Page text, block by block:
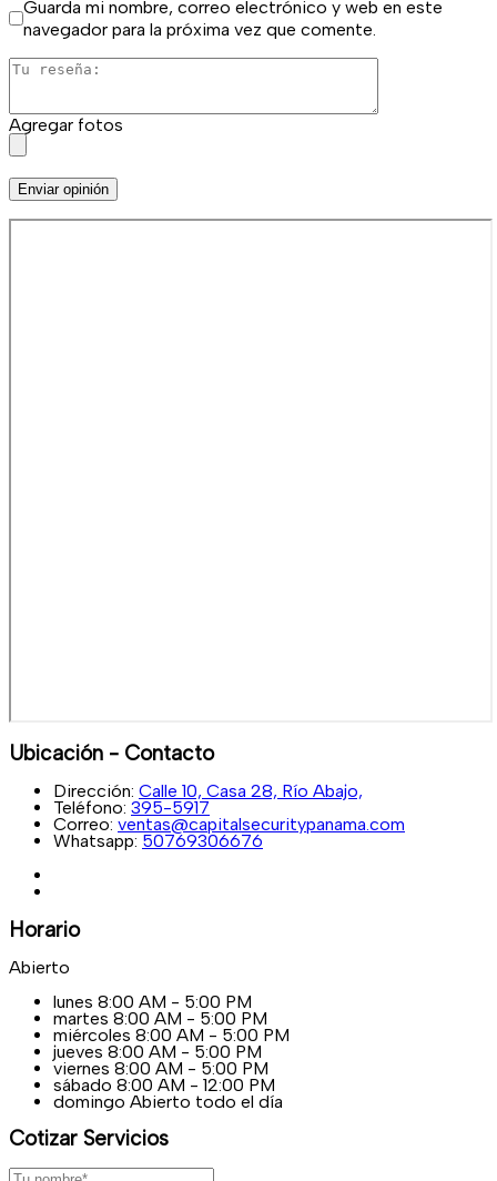
Guarda mi nombre, correo electrónico y web en este
navegador para la próxima vez que comente.
Agregar fotos
Enviar opinión
Ubicación - Contacto
Dirección: Calle 10, Casa 28, Río Abajo,
Teléfono: 395-5917
Correo: ventas@capitalsecuritypanama.com
Whatsapp: 50769306676
Horario
Abierto
lunes 8:00 AM - 5:00 PM
martes 8:00 AM - 5:00 PM
miércoles 8:00 AM - 5:00 PM
jueves 8:00 AM - 5:00 PM
viernes 8:00 AM - 5:00 PM
sábado 8:00 AM - 12:00 PM
domingo Abierto todo el día
Cotizar Servicios